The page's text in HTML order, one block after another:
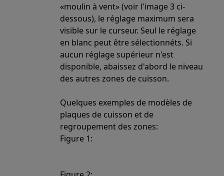
«moulin à vent» (voir l'image 3 ci-
dessous), le réglage maximum sera
visible sur le curseur. Seul le réglage
en blanc peut être sélectionnéts. Si
aucun réglage supérieur n'est
disponible, abaissez d'abord le niveau
des autres zones de cuisson.
Quelques exemples de modèles de
plaques de cuisson et de
regroupement des zones:
Figure 1: